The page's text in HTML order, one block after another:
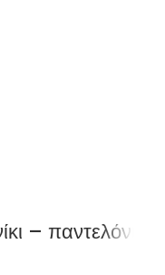
– παντελόνι